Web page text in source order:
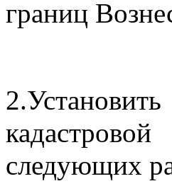
границ
следующих